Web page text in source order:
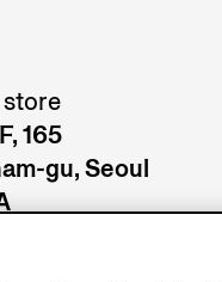
store
165
gu, Seoul